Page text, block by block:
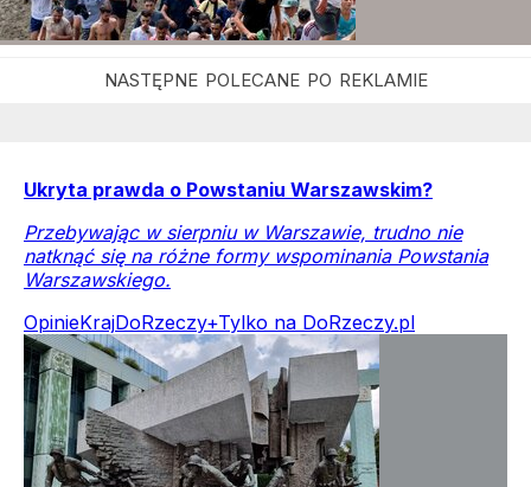
Ukryta prawda o Powstaniu Warszawskim?
Przebywając w sierpniu w Warszawie, trudno nie
natknąć się na różne formy wspominania Powstania
Warszawskiego.
OpinieKrajDoRzeczy+Tylko na DoRzeczy.pl